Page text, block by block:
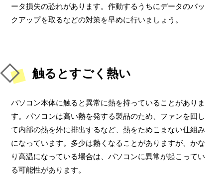
ータ損失の恐れがあります。作動するうちにデータのバッ
クアップを取るなどの対策を早めに行いましょう。
触るとすごく熱い
パソコン本体に触ると異常に熱を持っていることがありま
す。パソコンは高い熱を発する製品のため、ファンを回し
て内部の熱を外に排出するなど、熱をためこまない仕組み
になっています。多少は熱くなることがありますが、かな
り高温になっている場合は、パソコンに異常が起こってい
る可能性があります。